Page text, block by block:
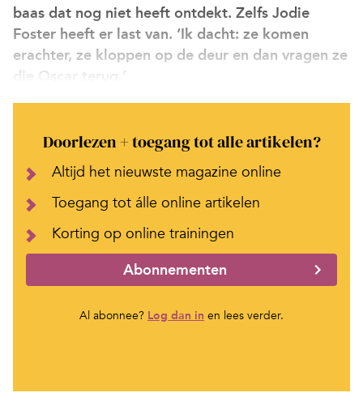
baas dat nog niet heeft ontdekt. Zelfs Jodie
Foster heeft er last van. ‘Ik dacht: ze komen
erachter, ze kloppen op de deur en dan vragen ze
die Oscar terug.’
Doorlezen + toegang tot alle artikelen?
Altijd het nieuwste magazine online
Toegang tot álle online artikelen
Korting op online trainingen
Abonnementen
Al abonnee? Log dan in en lees verder.